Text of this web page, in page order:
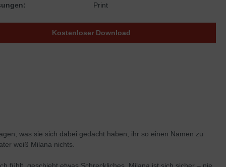
Print
Kostenloser Download
was sie sich dabei gedacht haben, ihr so einen Namen zu
weiß Milana nichts.